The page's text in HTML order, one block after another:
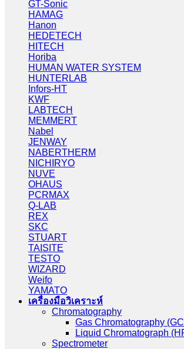
GT-Sonic
HAMAG
Hanon
HEDETECH
HITECH
Horiba
HUMAN WATER SYSTEM
HUNTERLAB
Infors-HT
KWF
LABTECH
MEMMERT
Nabel
JENWAY
NABERTHERM
NICHIRYO
NUVE
OHAUS
PCRMAX
Q-LAB
REX
SKC
STUART
TAISITE
TESTO
WIZARD
Weifo
YAMATO
เครื่องมือวิเคราะห์
Chromatography
Gas Chromatography
Liquid Chromatograph
Spectrometer